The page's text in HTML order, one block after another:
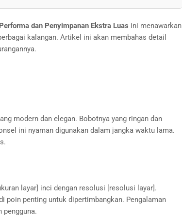
dan Penyimpanan Ekstra Luas ini menawarkan
kalangan. Artikel ini akan membahas detail
modern dan elegan. Bobotnya yang ringan dan
ini nyaman digunakan dalam jangka waktu lama.
layar] inci dengan resolusi [resolusi layar].
poin penting untuk dipertimbangkan. Pengalaman
pengguna.